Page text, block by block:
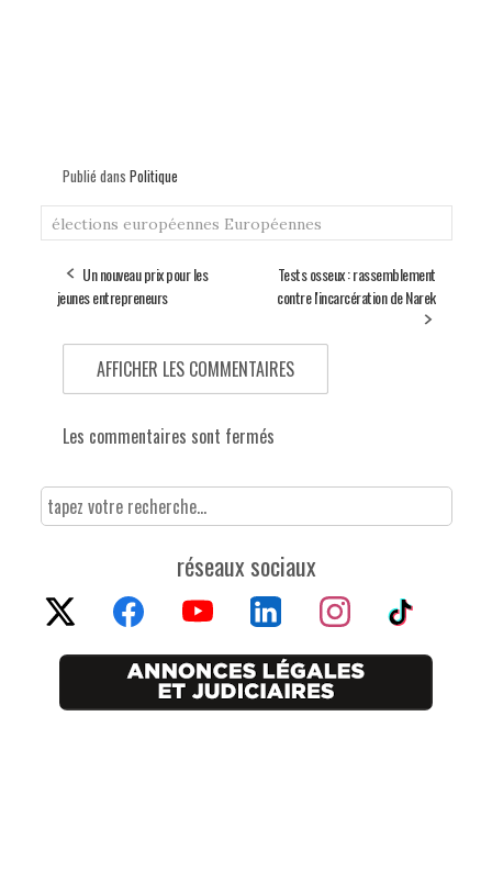
Publié dans Politique
élections européennes Européennes
Un nouveau prix pour les
jeunes entrepreneurs
Tests osseux : rassemblement
contre l'incarcération de Narek
AFFICHER LES COMMENTAIRES
Les commentaires sont fermés
réseaux sociaux